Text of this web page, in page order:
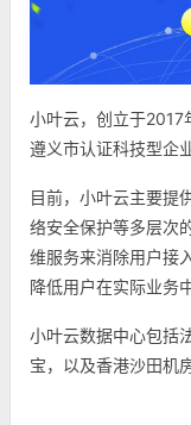
小叶云，创立于2017
遵义市认证科技型企
目前，小叶云主要提
络安全保护等多层次
维服务来消除用户接
降低用户在实际业务
小叶云数据中心包括
宝，以及香港沙田机